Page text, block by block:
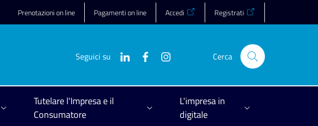
Prenotazioni on line Pagamenti on line Accedi Registrati
Seguici su Cerca
Tutelare l'Impresa e il
Consumatore
L'impresa in
digitale